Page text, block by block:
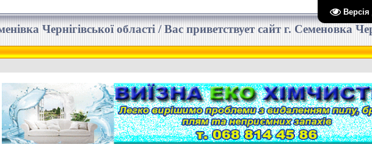
Чернігівської області / Вас приветствует сайт г. Семеновка